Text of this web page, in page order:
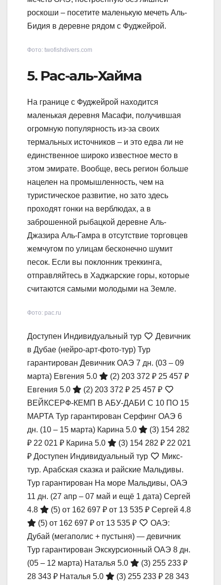
роскоши – посетите маленькую мечеть Аль-
Бидия в деревне рядом с Фуджейрой.
Фото: twofishdivers.com
5. Рас-аль-Хайма
На границе с Фуджейрой находится
маленькая деревня Масафи, получившая
огромную популярность из-за своих
термальных источников – и это едва ли не
единственное широко известное место в
этом эмирате. Вообще, весь регион больше
нацелен на промышленность, чем на
туристическое развитие, но зато здесь
проходят гонки на верблюдах, а в
заброшенной рыбацкой деревне Аль-
Джазира Аль-Гамра в отсутствие торговцев
жемчугом по улицам бесконечно шумит
песок. Если вы поклонник треккинга,
отправляйтесь в Хаджарские горы, которые
считаются самыми молодыми на Земле.
Фото: pac.ru
Доступен Индивидуальный тур
Девичник
в Дубае (нейро-арт-фото-тур) Тур
гарантирован Девичник ОАЭ 7 дн. (03 – 09
марта) Евгения 5.0 (2) 203 372 ₽ 25 457 ₽
Евгения 5.0
(2) 203 372 ₽ 25 457 ₽
ВЕЙКСЕРФ-КЕМП В АБУ-ДАБИ С 10 ПО 15
МАРТА Тур гарантирован Серфинг ОАЭ 6
дн. (10 – 15 марта) Карина 5.0 (3) 154 282
₽ 22 021 ₽ Карина 5.0 (3) 154 282 ₽ 22 021
₽ Доступен Индивидуальный тур
Микс-
тур. Арабская сказка и райские Мальдивы.
Тур гарантирован На море Мальдивы, ОАЭ
11 дн. (27 апр – 07 май и ещё 1 дата) Сергей
4.8
(5) от 162 697 ₽ от 13 535 ₽ Сергей 4.8
(5) от 162 697 ₽ от 13 535 ₽
ОАЭ:
Дубай (мегаполис + пустыня) — девичник
Тур гарантирован Экскурсионный ОАЭ 8 дн.
(05 – 12 марта) Наталья 5.0 (3) 255 233 ₽
28 343 ₽ Наталья 5.0 (3) 255 233 ₽ 28 343